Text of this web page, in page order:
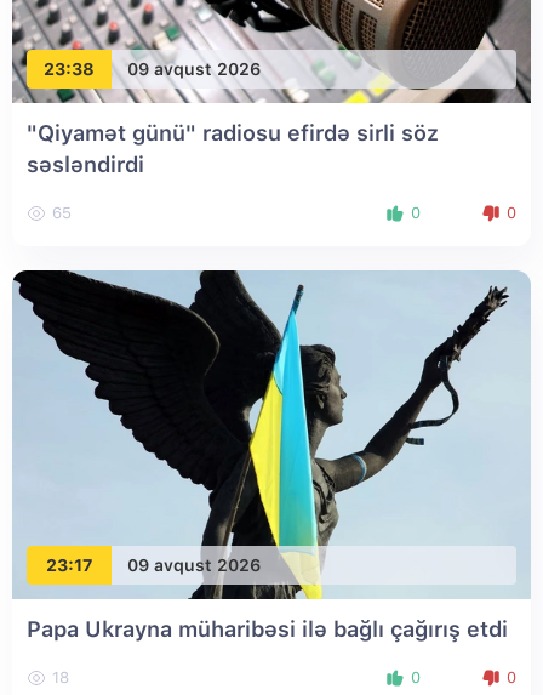
23:38 09 avqust 2026
"Qiyamət günü" radiosu efirdə sirli söz
səsləndirdi
65 0 0
23:17 09 avqust 2026
Papa Ukrayna müharibəsi ilə bağlı çağırış etdi
18 0 0